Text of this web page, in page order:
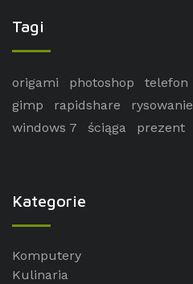
Tagi
origami photoshop telefon
gimp
rapidshare rysowanie
windows 7
ściąga prezent
Kategorie
Komputery
Kulinaria